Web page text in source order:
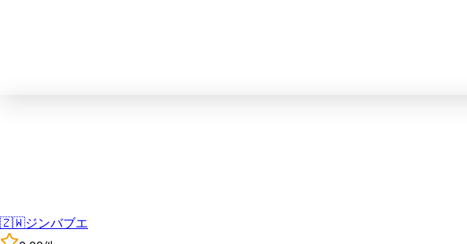
🇿🇼ジンバブエ